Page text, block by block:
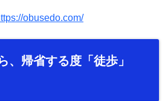
obusedo.com/
、帰省する度「徒歩」